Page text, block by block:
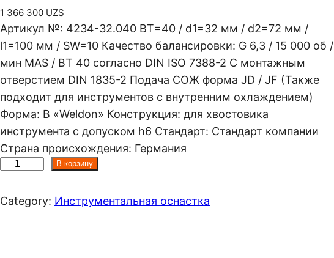
1 366 300 UZS
Артикул №: 4234-32.040 BT=40 / d1=32 мм / d2=72 мм /
l1=100 мм / SW=10 Качество балансировки: G 6,3 / 15 000 об /
мин MAS / BT 40 согласно DIN ISO 7388-2 С монтажным
отверстием DIN 1835-2 Подача СОЖ форма JD / JF (Также
подходит для инструментов с внутренним охлаждением)
Форма: B «Weldon» Конструкция: для хвостовика
инструмента с допуском h6 Стандарт: Стандарт компании
Страна происхождения: Германия
л
В корзину
Category: Инструментальная оснастка